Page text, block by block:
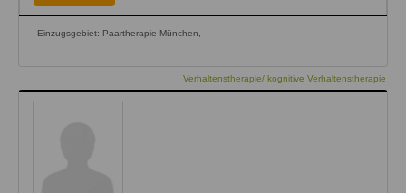
Einzugsgebiet: Paartherapie München,
Verhaltenstherapie/ kognitive Verhaltenstherapie